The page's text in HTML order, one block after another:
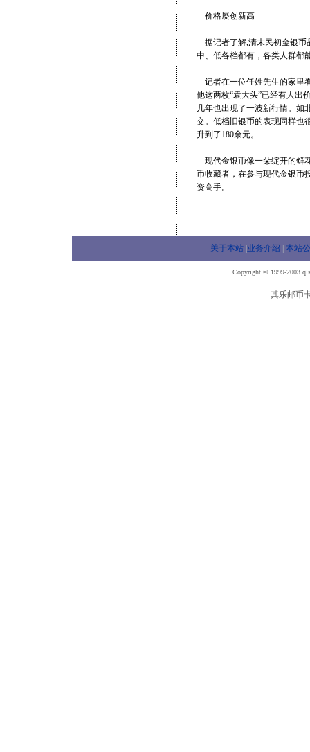
价格屡创新高
据记者了解,清末民初金银币
中、低各档都有，各类人群都
记者在一位任姓先生的家里
他这两枚“袁大头”已经有人出
几年也出现了一波新行情。如
交。低档旧银币的表现同样也
升到了180余元。
现代金银币像一朵绽开的鲜
币收藏者，在参与现代金银币
资高手。
关于本站 业务介绍 本站
Copyright © 1999-2003
其乐邮币